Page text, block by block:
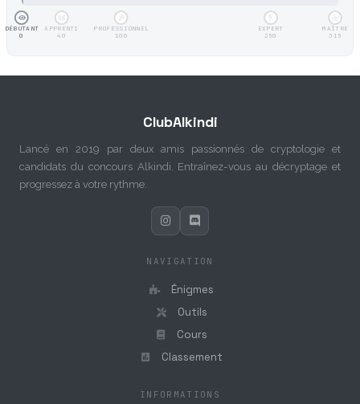
DÉBUTANT
0
APPRENTI
40
PROFESSIONNEL
100
EXPERT
250
MAÎTRE
315
ClubAlkindi
Lancé en 2019 par deux amis passionnés de cryptologie et
candidats du concours Alkindi. Entraînez-vous au décryptage et
progressez à votre rythme.
NAVIGATION
Énigmes
Outils
Cours
Classement
INFORMATIONS